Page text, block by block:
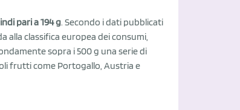
pari a 194 g. Secondo i dati pubblicati
alla classifica europea dei consumi,
sopra i 500 g una serie di
frutti come Portogallo, Austria e